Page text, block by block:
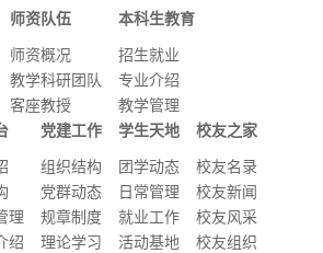
师资队伍
师资概况
教学科研团队
客座教授
本科生教育
招生就业
专业介绍
教学管理
理
绍
党建工作
组织结构
党群动态
规章制度
理论学习
学生天地
团学动态
日常管理
就业工作
活动基地
校友之家
校友名录
校友新闻
校友风采
校友组织